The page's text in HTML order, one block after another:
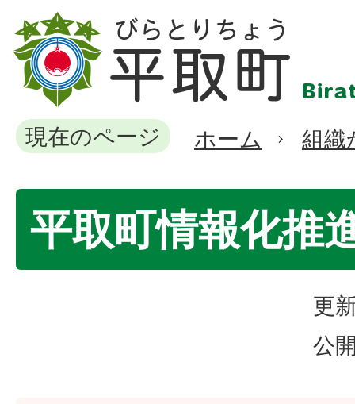
現在のページ ホーム 組織
平取町情報化推
更
公